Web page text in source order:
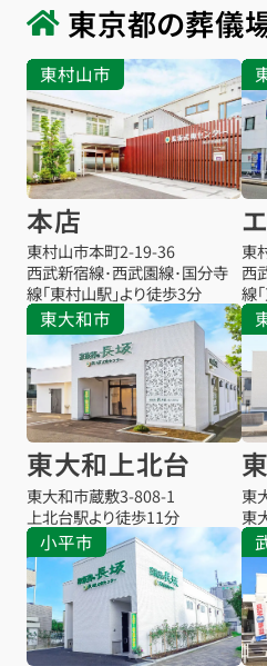
東京都の葬儀
東村山市
本店
東村山市本町2-19-36
西武新宿線･西武園線･国分寺
線「東村山駅」より徒歩3分
東
西
線
東大和市
東大和上北台
東大和市蔵敷3-808-1
上北台駅より徒歩11分
東
東
小平市